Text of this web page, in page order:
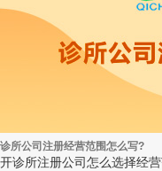
诊所公司注册经营范围怎么写?
开诊所注册公司怎么选择经